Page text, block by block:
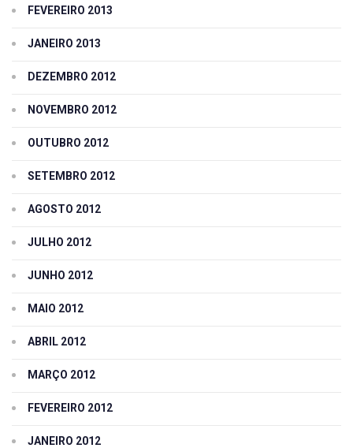
FEVEREIRO 2013
JANEIRO 2013
DEZEMBRO 2012
NOVEMBRO 2012
OUTUBRO 2012
SETEMBRO 2012
AGOSTO 2012
JULHO 2012
JUNHO 2012
MAIO 2012
ABRIL 2012
MARÇO 2012
FEVEREIRO 2012
JANEIRO 2012